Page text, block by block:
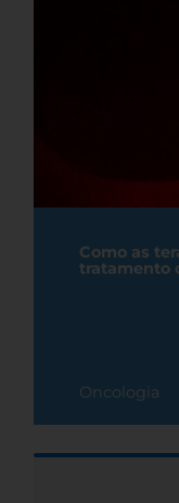
Como as
tratamento
Oncologia